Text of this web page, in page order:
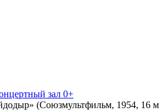
зал 0+
(Союзмультфильм, 1954, 16